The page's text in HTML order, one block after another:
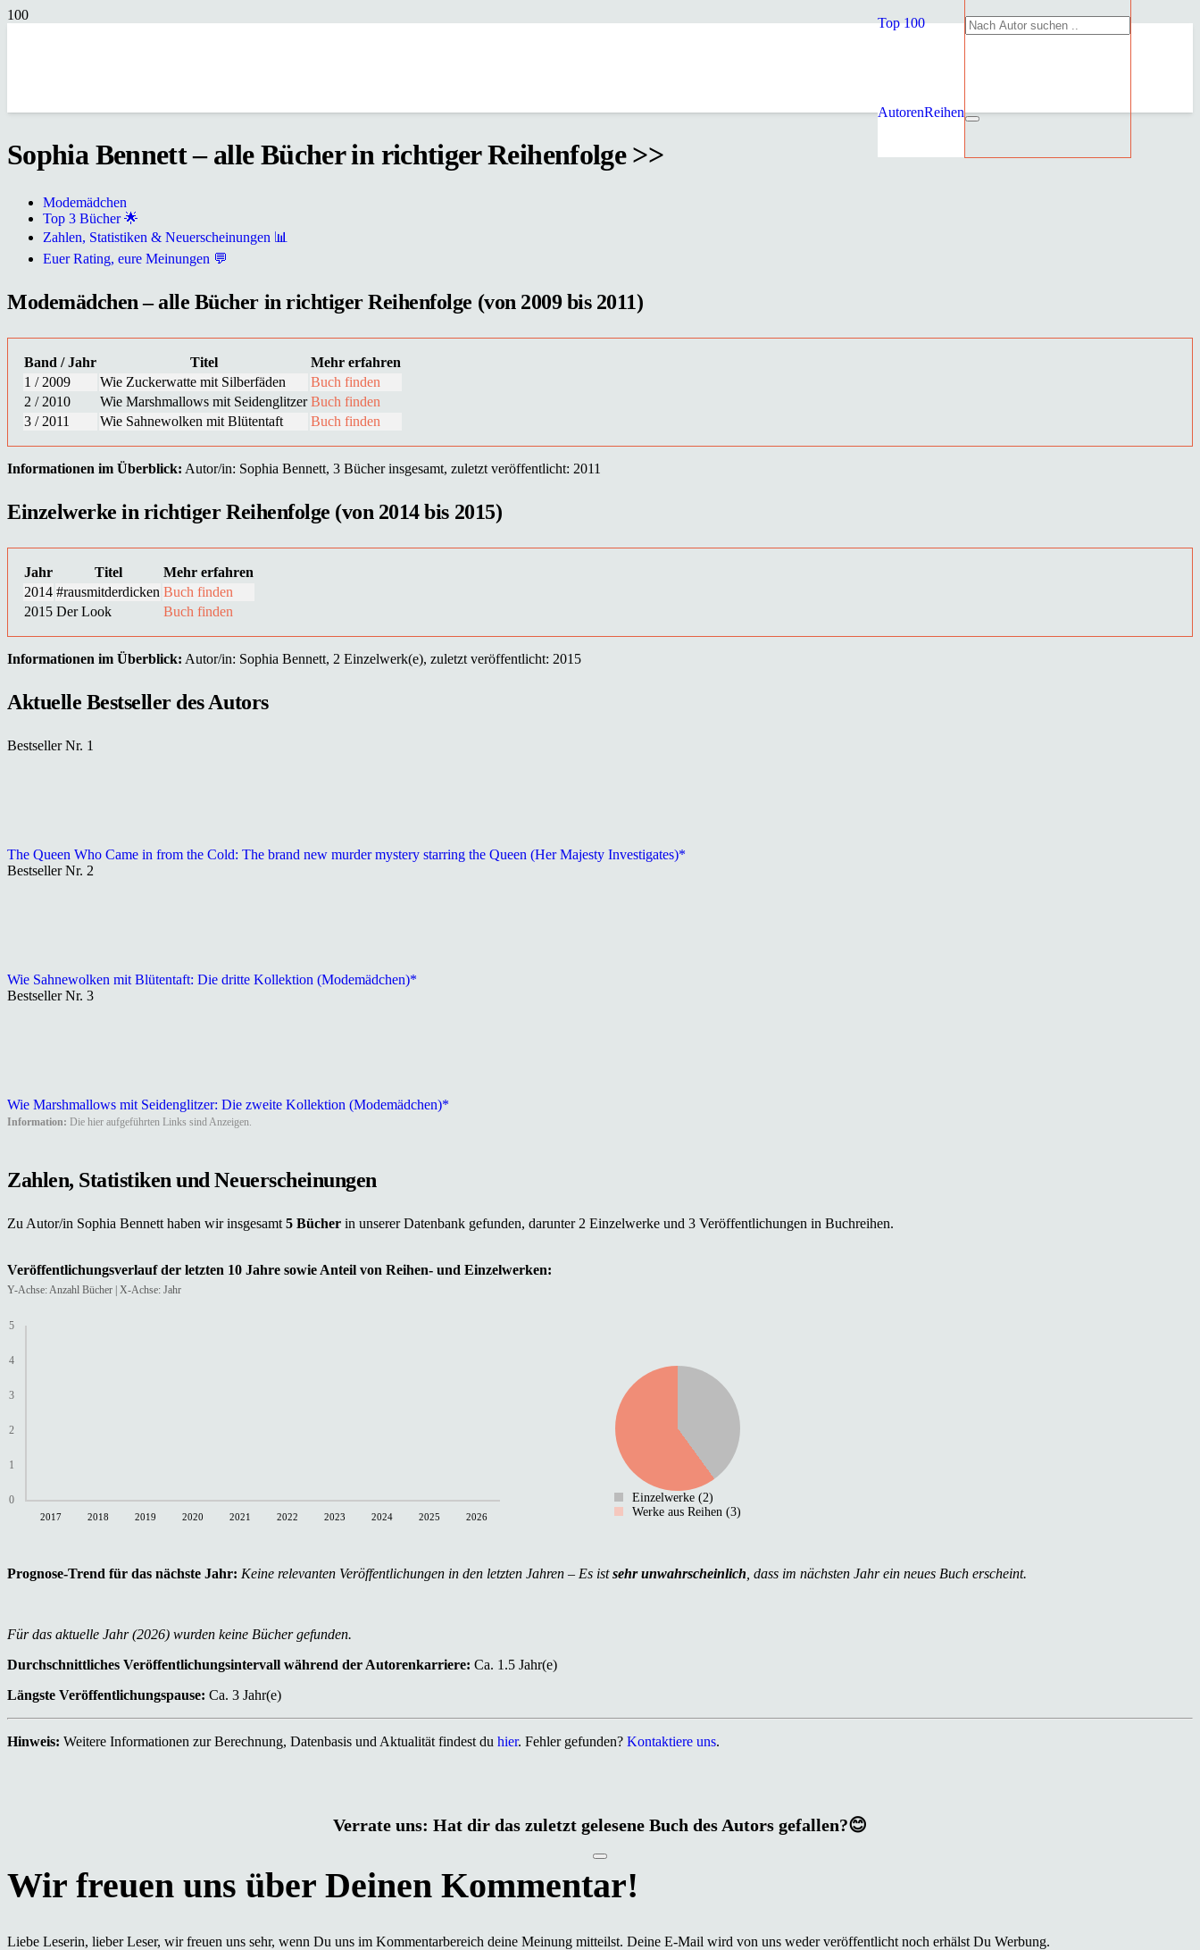
Top 100
AutorenReihen
Sophia Bennett – alle Bücher in richtiger Reihenfolge >>
Modemädchen
Top 3 Bücher 🌟
Zahlen, Statistiken & Neuerscheinungen 📊
Euer Rating, eure Meinungen 💬
Modemädchen – alle Bücher in richtiger Reihenfolge (von 2009 bis 2011)
Band / Jahr Titel
Mehr erfahren
1 / 2009
Wie Zuckerwatte mit Silberfäden
Buch finden
2 / 2010
Wie Marshmallows mit Seidenglitzer Buch finden
3 / 2011
Wie Sahnewolken mit Blütentaft Buch finden
Informationen im Überblick: Autor/in: Sophia Bennett, 3 Bücher insgesamt, zuletzt veröffentlicht: 2011
Einzelwerke in richtiger Reihenfolge (von 2014 bis 2015)
Jahr Titel
Mehr erfahren
2014 #rausmitderdicken Buch finden
2015 Der Look Buch finden
Informationen im Überblick: Autor/in: Sophia Bennett, 2 Einzelwerk(e), zuletzt veröffentlicht: 2015
Aktuelle Bestseller des Autors
Bestseller Nr. 1
The Queen Who Came in from the Cold: The brand new murder mystery starring the Queen (Her Majesty Investigates)*
Bestseller Nr. 2
Wie Sahnewolken mit Blütentaft: Die dritte Kollektion (Modemädchen)*
Bestseller Nr. 3
Wie Marshmallows mit Seidenglitzer: Die zweite Kollektion (Modemädchen)*
Information: Die hier aufgeführten Links sind Anzeigen.
Zahlen, Statistiken und Neuerscheinungen
Zu Autor/in Sophia Bennett haben wir insgesamt 5 Bücher in unserer Datenbank gefunden, darunter 2 Einzelwerke und 3 Veröffentlichungen in Buchreihen.
Veröffentlichungsverlauf der letzten 10 Jahre sowie Anteil von Reihen- und Einzelwerken:
Y-Achse: Anzahl Bücher | X-Achse: Jahr
0
1
2
3
4
5
2017 2018 2019 2020 2021 2022 2023 2024 2025 2026
Einzelwerke (2)
Werke aus Reihen (3)
Prognose-Trend für das nächste Jahr: Keine relevanten Veröffentlichungen in den letzten Jahren – Es istsehr unwahrscheinlich , dass im nächsten Jahr ein neues Buch erscheint.
Für das aktuelle Jahr (2026) wurden keine Bücher gefunden.
Durchschnittliches Veröffentlichungsintervall während der Autorenkarriere: Ca. 1.5 Jahr(e)
Längste Veröffentlichungspause: Ca. 3 Jahr(e)
Hinweis: Weitere Informationen zur Berechnung, Datenbasis und Aktualität findest du hier. Fehler gefunden? Kontaktiere uns.
Verrate uns: Hat dir das zuletzt gelesene Buch des Autors gefallen?😊
Liebe Leserin, lieber Leser, wir freuen uns sehr, wenn Du uns im Kommentarbereich deine Meinung mitteilst. Deine E-Mail wird von uns weder veröffentlicht noch erhälst Du Werbung.